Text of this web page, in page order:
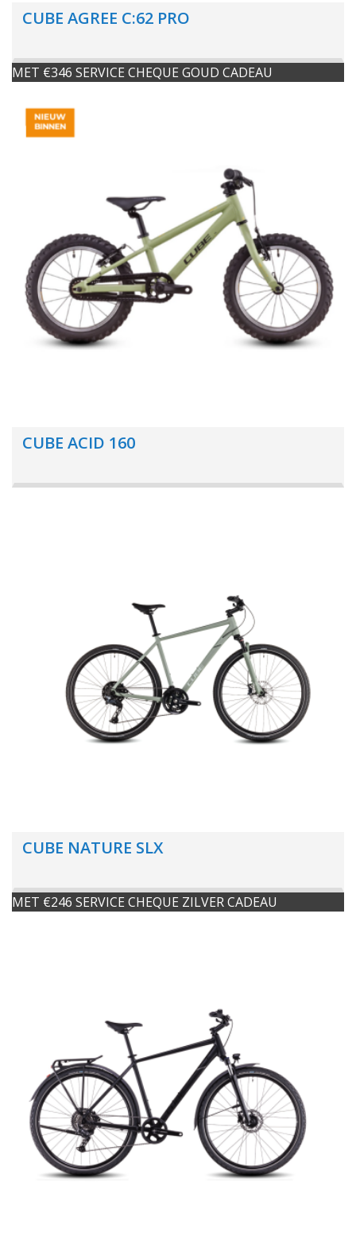
CUBE AGREE C:62 PRO
MET €346 SERVICE CHEQUE GOUD CADEAU
CUBE ACID 160
CUBE NATURE SLX
MET €246 SERVICE CHEQUE ZILVER CADEAU